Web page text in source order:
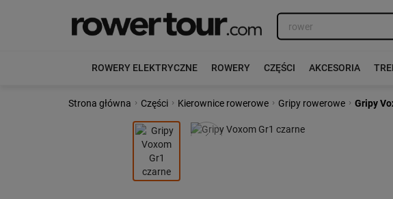
ROWERY ELEKTRYCZNE ROWERY CZĘŚCI AKCESORIA
Strona główna › Części › Kierownice rowerowe › Gripy rowerowe › Gripy
Poprzedni